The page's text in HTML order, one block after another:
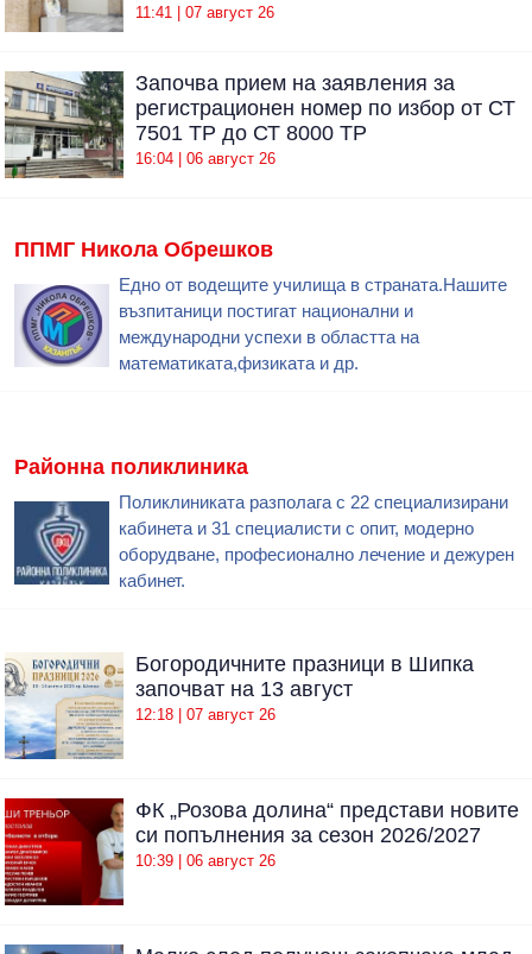
11:41 | 07 август 26
Започва прием на заявления за
регистрационен номер по избор от СТ
7501 ТР до СТ 8000 ТР
16:04 | 06 август 26
ППМГ Никола Обрешков
Едно от водещите училища в страната.Нашите
възпитаници постигат национални и
международни успехи в областта на
математиката,физиката и др.
Районна поликлиника
Поликлиниката разполага с 22 специализирани
кабинета и 31 специалисти с опит, модерно
оборудване, професионално лечение и дежурен
кабинет.
Богородичните празници в Шипка
започват на 13 август
12:18 | 07 август 26
ФК „Розова долина“ представи новите
си попълнения за сезон 2026/2027
10:39 | 06 август 26